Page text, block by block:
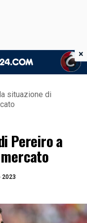
situazione di
Pereiro a
2023
×